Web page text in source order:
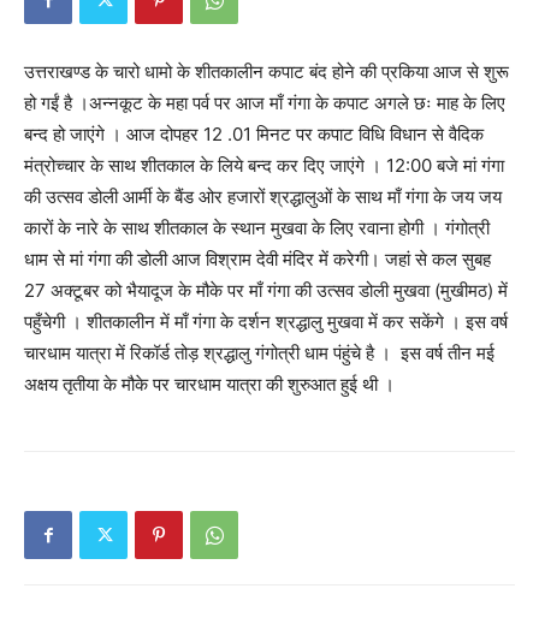
उत्तराखण्ड के चारो धामो के शीतकालीन कपाट बंद होने की प्रकिया आज से शुरू
हो गईं है ।अन्नकूट के महा पर्व पर आज माँ गंगा के कपाट अगले छः माह के लिए
बन्द हो जाएंगे । आज दोपहर 12 .01 मिनट पर कपाट विधि विधान से वैदिक
मंत्रोच्चार के साथ शीतकाल के लिये बन्द कर दिए जाएंगे । 12:00 बजे मां गंगा
की उत्सव डोली आर्मी के बैंड ओर हजारों श्रद्धालुओं के साथ माँ गंगा के जय जय
कारों के नारे के साथ शीतकाल के स्थान मुखवा के लिए रवाना होगी । गंगोत्री
धाम से मां गंगा की डोली आज विश्राम देवी मंदिर में करेगी। जहां से कल सुबह
27 अक्टूबर को भैयादूज के मौके पर माँ गंगा की उत्सव डोली मुखवा (मुखीमठ) में
पहुँचेगी । शीतकालीन में माँ गंगा के दर्शन श्रद्धालु मुखवा में कर सकेंगे । इस वर्ष
चारधाम यात्रा में रिकॉर्ड तोड़ श्रद्धालु गंगोत्री धाम पंहुंचे है । इस वर्ष तीन मई
अक्षय तृतीया के मौके पर चारधाम यात्रा की शुरुआत हुई थी ।